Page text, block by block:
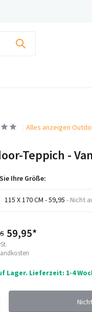
Alles anzeigen
Teppich -
Ihre Größe:
115 X 170 CM - 59,95 - Nicht
59,95*
Lager. Lieferzeit: 1-4